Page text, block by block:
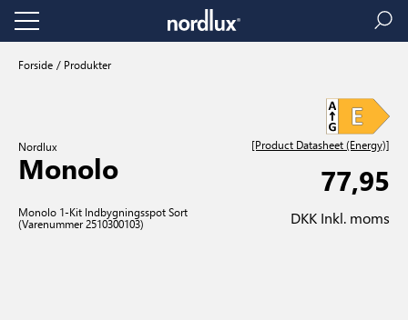
Forside Produkter
Nordlux
Monolo
Monolo 1-Kit Indbygningsspot Sort
(Varenummer 2510300103)
[Product Datasheet (Energy)]
77,95
DKK Inkl. moms